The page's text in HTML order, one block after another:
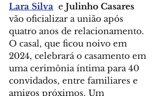
Lara Silva e Julinho Casares
vão oficializar a união após
quatro anos de relacionamento.
O casal, que ficou noivo em
2024, celebrará o casamento em
uma cerimônia íntima para 40
convidados, entre familiares e
amigos próximos. Um